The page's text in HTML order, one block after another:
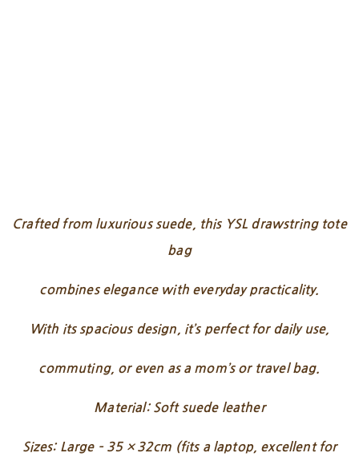
Crafted from luxurious suede, this YSL drawstring tote
bag
combines elegance with everyday practicality.
With its spacious design, it’s perfect for daily use,
commuting, or even as a mom’s or travel bag.
Material: Soft suede leather
Sizes: Large – 35 × 32cm (fits a laptop, excellent for